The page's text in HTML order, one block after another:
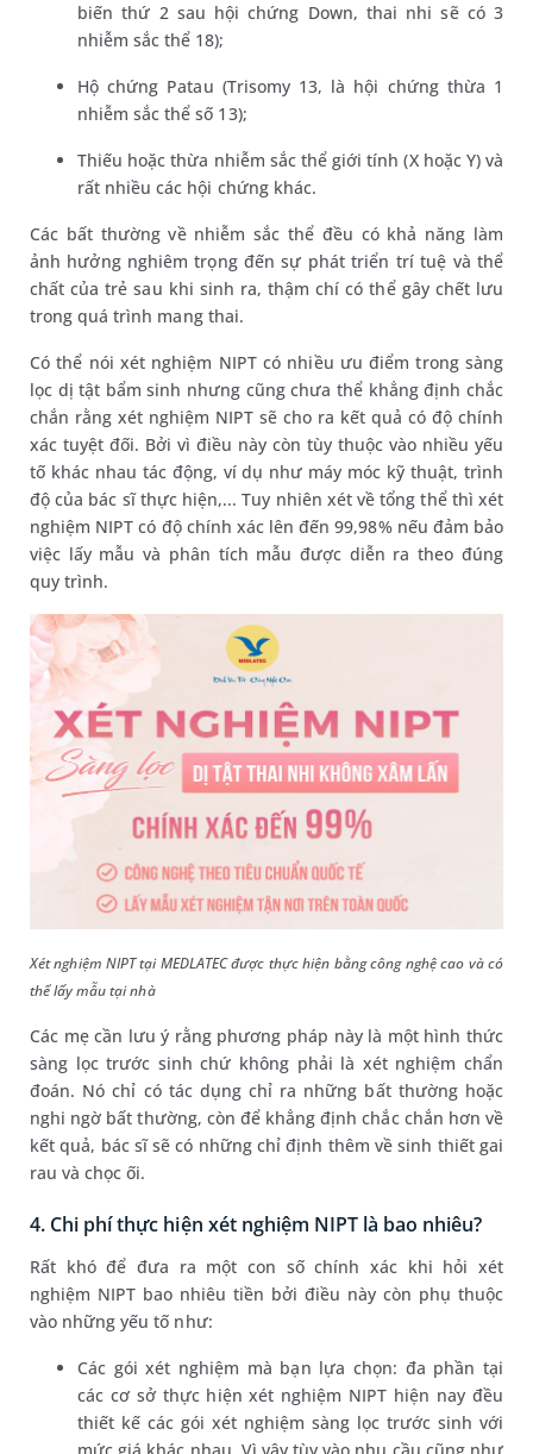
biến thứ 2 sau hội chứng Down, thai nhi sẽ có 3
nhiễm sắc thể 18);
Hộ chứng Patau (Trisomy 13, là hội chứng thừa 1
nhiễm sắc thể số 13);
Thiếu hoặc thừa nhiễm sắc thể giới tính (X hoặc Y) và
rất nhiều các hội chứng khác.
Các bất thường về nhiễm sắc thể đều có khả năng làm
ảnh hưởng nghiêm trọng đến sự phát triển trí tuệ và thể
chất của trẻ sau khi sinh ra, thậm chí có thể gây chết lưu
trong quá trình mang thai.
Có thể nói xét nghiệm NIPT có nhiều ưu điểm trong sàng
lọc dị tật bẩm sinh nhưng cũng chưa thể khẳng định chắc
chắn rằng xét nghiệm NIPT sẽ cho ra kết quả có độ chính
xác tuyệt đối. Bởi vì điều này còn tùy thuộc vào nhiều yếu
tố khác nhau tác động, ví dụ như máy móc kỹ thuật, trình
độ của bác sĩ thực hiện,... Tuy nhiên xét về tổng thể thì xét
nghiệm NIPT có độ chính xác lên đến 99,98% nếu đảm bảo
việc lấy mẫu và phân tích mẫu được diễn ra theo đúng
quy trình.
Xét nghiệm NIPT tại MEDLATEC được thực hiện bằng công nghệ cao và có
thể lấy mẫu tại nhà
Các mẹ cần lưu ý rằng phương pháp này là một hình thức
sàng lọc trước sinh chứ không phải là xét nghiệm chẩn
đoán. Nó chỉ có tác dụng chỉ ra những bất thường hoặc
nghi ngờ bất thường, còn để khẳng định chắc chắn hơn về
kết quả, bác sĩ sẽ có những chỉ định thêm về sinh thiết gai
rau và chọc ối.
4. Chi phí thực hiện xét nghiệm NIPT là bao nhiêu?
Rất khó để đưa ra một con số chính xác khi hỏi xét
nghiệm NIPT bao nhiêu tiền bởi điều này còn phụ thuộc
vào những yếu tố như:
Các gói xét nghiệm mà bạn lựa chọn: đa phần tại
các cơ sở thực hiện xét nghiệm NIPT hiện nay đều
thiết kế các gói xét nghiệm sàng lọc trước sinh với